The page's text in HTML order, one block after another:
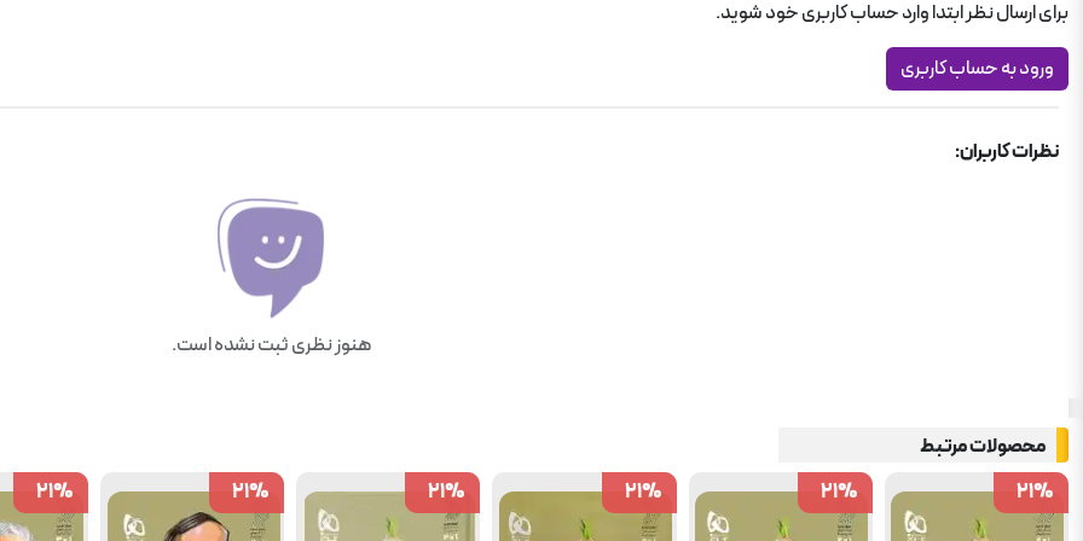
برای ارسال نظر ابتدا وارد حساب کاربری خود شوید.
ورود به حساب کاربری
نظرات کاربران:
هنوز نظری ثبت نشده است.
محصولات مرتبط
21%
21%
21%
21%
21%
21%
21%
21%
21%
21%
21%
21%